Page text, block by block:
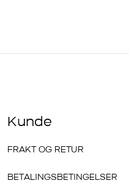
Kunde
FRAKT OG RETUR
BETALINGSBETINGELSER